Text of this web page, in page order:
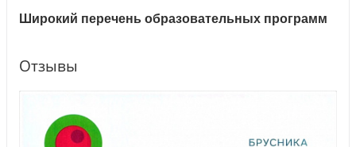
Широкий перечень образовательных программ
Отзывы